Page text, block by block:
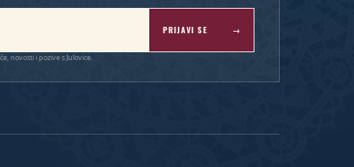
PRIJAVI SE →
novosti i pozive s Julovice.